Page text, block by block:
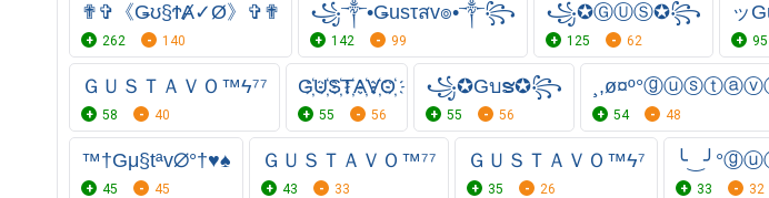
✟✞《Ǥʊ§ϮȺ✓Ø》✞✟
262 140
꧁༒•Ǥusτสv๏•༒꧂
142 99
꧁✪ⒼⓊⓈ✪꧂
125 62
ッ
95
ＧＵＳＴＡＶＯ™ϟ⁷⁷
58 40
G҉U҉S҉T҉A҉V҉O҉
55 56
꧁✪Gบຮ✪꧂
55 56 54 48
™†Gμ§tªv∅°†♥♠
45 45
ＧＵＳＴＡＶＯ™⁷⁷
43 33
ＧＵＳＴＡＶＯ™ϟ⁷
35 26 33 32